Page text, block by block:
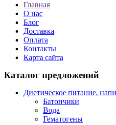
Главная
О нас
Блог
Доставка
Оплата
Контакты
Карта сайта
Каталог предложений
Диетическое питание,
Батончики
Вода
Гематогены